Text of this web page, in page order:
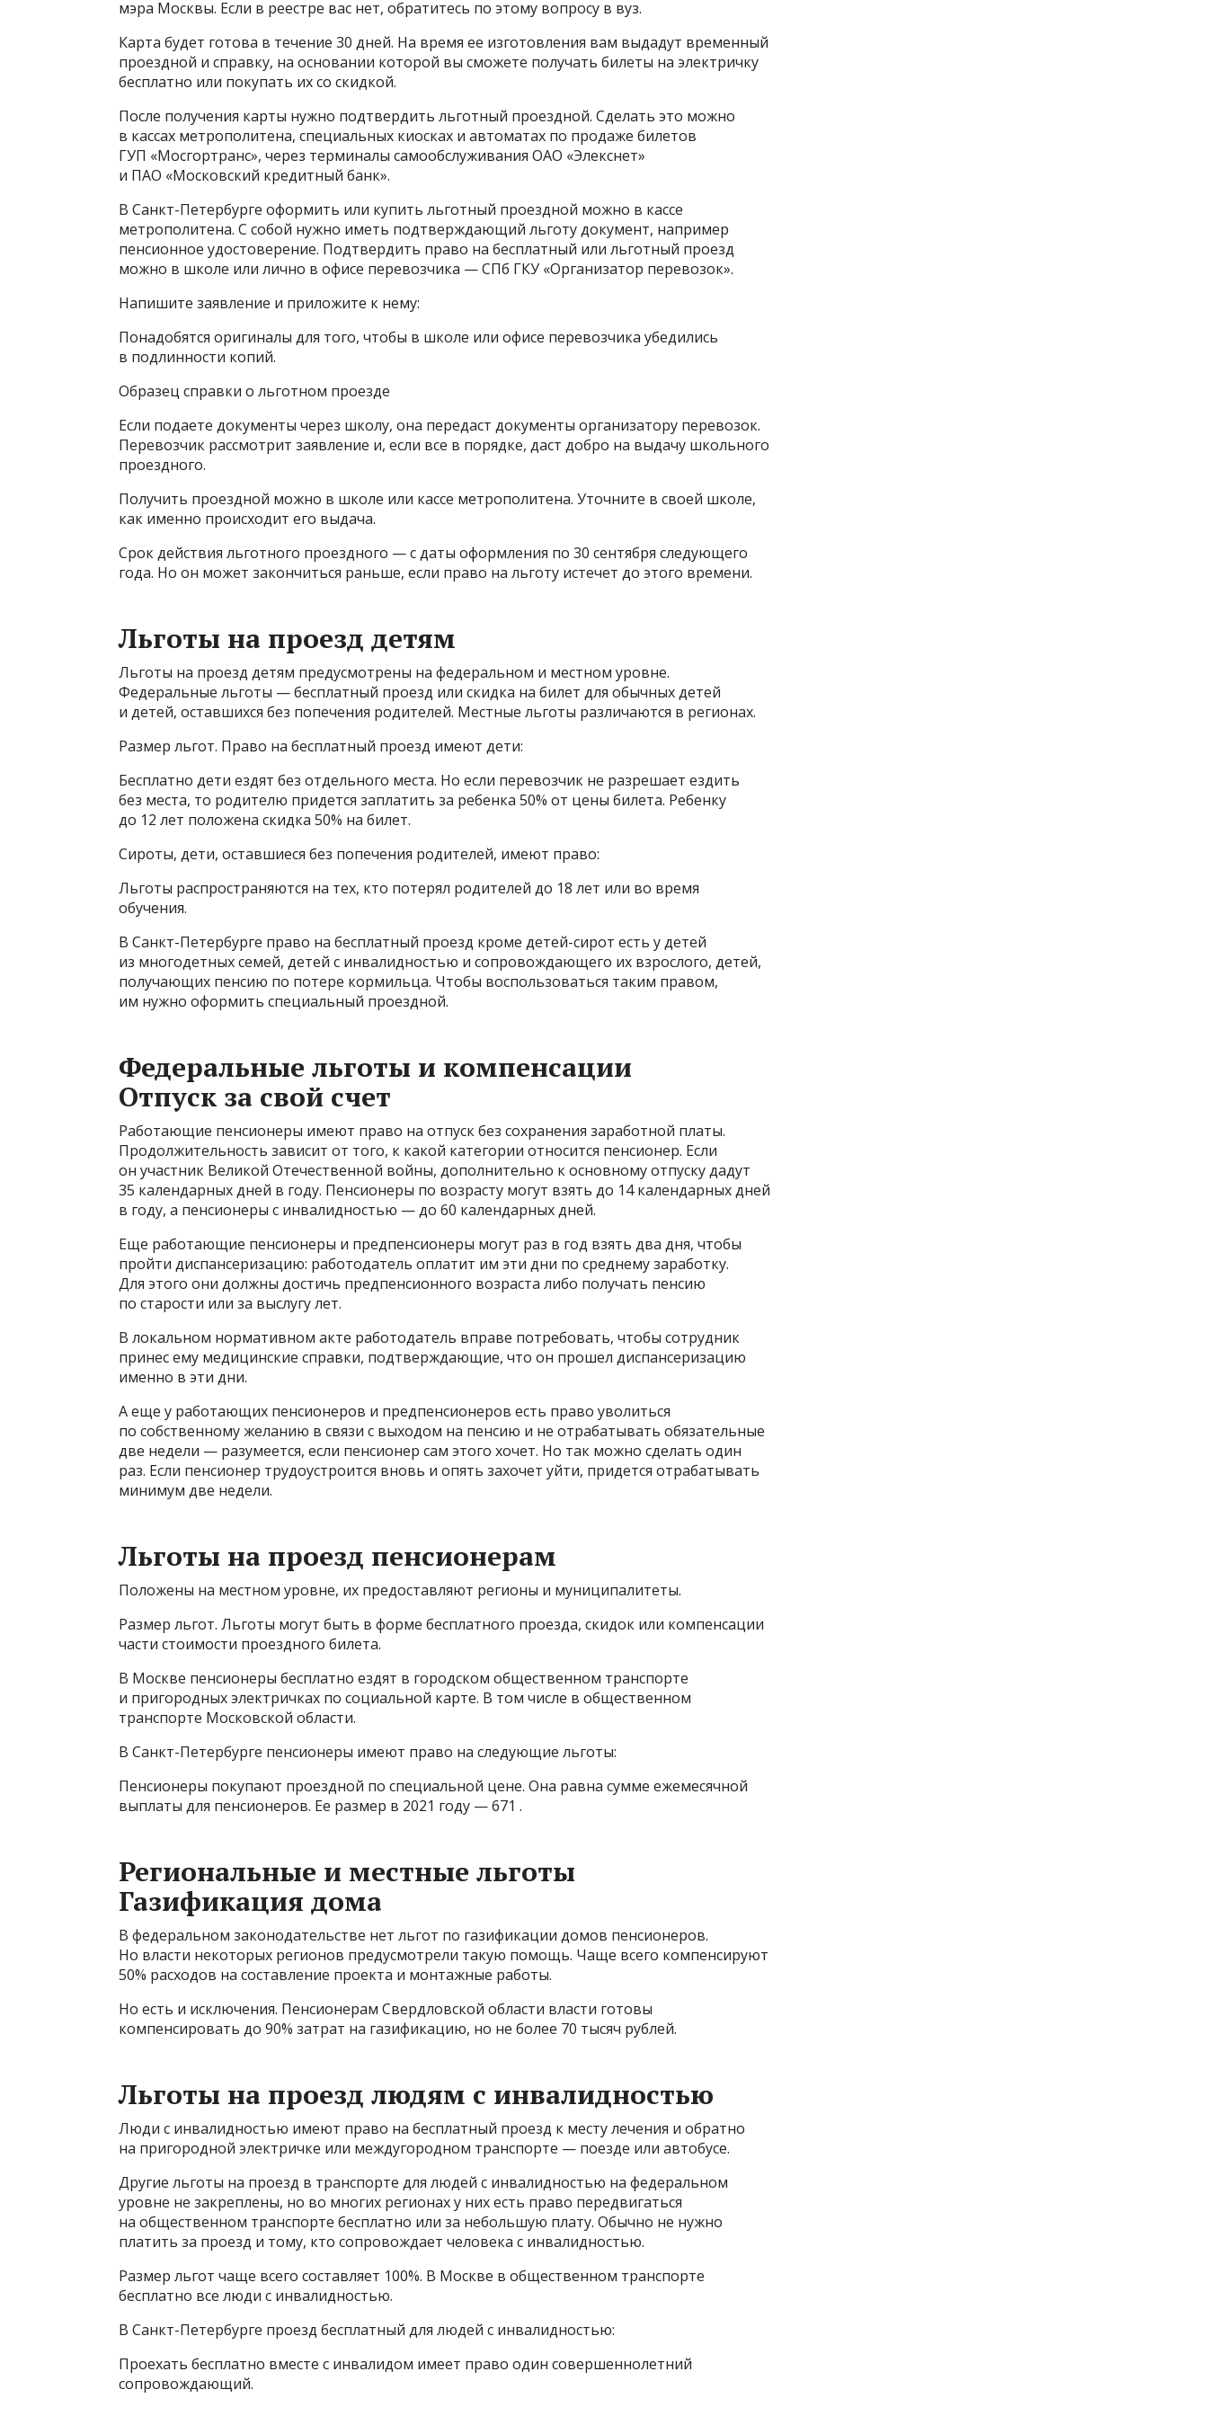
мэра Москвы. Если в реестре вас нет, обратитесь по этому вопросу в вуз.
Карта будет готова в течение 30 дней. На время ее изготовления вам выдадут временный
проездной и справку, на основании которой вы сможете получать билеты на электричку
бесплатно или покупать их со скидкой.
После получения карты нужно подтвердить льготный проездной. Сделать это можно
в кассах метрополитена, специальных киосках и автоматах по продаже билетов
ГУП «Мосгортранс», через терминалы самообслуживания ОАО «Элекснет»
и ПАО «Московский кредитный банк».
В Санкт-Петербурге оформить или купить льготный проездной можно в кассе
метрополитена. С собой нужно иметь подтверждающий льготу документ, например
пенсионное удостоверение. Подтвердить право на бесплатный или льготный проезд
можно в школе или лично в офисе перевозчика — СПб ГКУ «Организатор перевозок».
Напишите заявление и приложите к нему:
Понадобятся оригиналы для того, чтобы в школе или офисе перевозчика убедились
в подлинности копий.
Образец справки о льготном проезде
Если подаете документы через школу, она передаст документы организатору перевозок.
Перевозчик рассмотрит заявление и, если все в порядке, даст добро на выдачу школьного
проездного.
Получить проездной можно в школе или кассе метрополитена. Уточните в своей школе,
как именно происходит его выдача.
Срок действия льготного проездного — с даты оформления по 30 сентября следующего
года. Но он может закончиться раньше, если право на льготу истечет до этого времени.
Льготы на проезд детям
Льготы на проезд детям предусмотрены на федеральном и местном уровне.
Федеральные льготы — бесплатный проезд или скидка на билет для обычных детей
и детей, оставшихся без попечения родителей. Местные льготы различаются в регионах.
Размер льгот. Право на бесплатный проезд имеют дети:
Бесплатно дети ездят без отдельного места. Но если перевозчик не разрешает ездить
без места, то родителю придется заплатить за ребенка 50% от цены билета. Ребенку
до 12 лет положена скидка 50% на билет.
Сироты, дети, оставшиеся без попечения родителей, имеют право:
Льготы распространяются на тех, кто потерял родителей до 18 лет или во время
обучения.
В Санкт-Петербурге право на бесплатный проезд кроме детей-сирот есть у детей
из многодетных семей, детей с инвалидностью и сопровождающего их взрослого, детей,
получающих пенсию по потере кормильца. Чтобы воспользоваться таким правом,
им нужно оформить специальный проездной.
Федеральные льготы и компенсации
Отпуск за свой счет
Работающие пенсионеры имеют право на отпуск без сохранения заработной платы.
Продолжительность зависит от того, к какой категории относится пенсионер. Если
он участник Великой Отечественной войны, дополнительно к основному отпуску дадут
35 календарных дней в году. Пенсионеры по возрасту могут взять до 14 календарных дней
в году, а пенсионеры с инвалидностью — до 60 календарных дней.
Еще работающие пенсионеры и предпенсионеры могут раз в год взять два дня, чтобы
пройти диспансеризацию: работодатель оплатит им эти дни по среднему заработку.
Для этого они должны достичь предпенсионного возраста либо получать пенсию
по старости или за выслугу лет.
В локальном нормативном акте работодатель вправе потребовать, чтобы сотрудник
принес ему медицинские справки, подтверждающие, что он прошел диспансеризацию
именно в эти дни.
А еще у работающих пенсионеров и предпенсионеров есть право уволиться
по собственному желанию в связи с выходом на пенсию и не отрабатывать обязательные
две недели — разумеется, если пенсионер сам этого хочет. Но так можно сделать один
раз. Если пенсионер трудоустроится вновь и опять захочет уйти, придется отрабатывать
минимум две недели.
Льготы на проезд пенсионерам
Положены на местном уровне, их предоставляют регионы и муниципалитеты.
Размер льгот. Льготы могут быть в форме бесплатного проезда, скидок или компенсации
части стоимости проездного билета.
В Москве пенсионеры бесплатно ездят в городском общественном транспорте
и пригородных электричках по социальной карте. В том числе в общественном
транспорте Московской области.
В Санкт-Петербурге пенсионеры имеют право на следующие льготы:
Пенсионеры покупают проездной по специальной цене. Она равна сумме ежемесячной
выплаты для пенсионеров. Ее размер в 2021 году — 671 .
Региональные и местные льготы
Газификация дома
В федеральном законодательстве нет льгот по газификации домов пенсионеров.
Но власти некоторых регионов предусмотрели такую помощь. Чаще всего компенсируют
50% расходов на составление проекта и монтажные работы.
Но есть и исключения. Пенсионерам Свердловской области власти готовы
компенсировать до 90% затрат на газификацию, но не более 70 тысяч рублей.
Льготы на проезд людям с инвалидностью
Люди с инвалидностью имеют право на бесплатный проезд к месту лечения и обратно
на пригородной электричке или междугородном транспорте — поезде или автобусе.
Другие льготы на проезд в транспорте для людей с инвалидностью на федеральном
уровне не закреплены, но во многих регионах у них есть право передвигаться
на общественном транспорте бесплатно или за небольшую плату. Обычно не нужно
платить за проезд и тому, кто сопровождает человека с инвалидностью.
Размер льгот чаще всего составляет 100%. В Москве в общественном транспорте
бесплатно все люди с инвалидностью.
В Санкт-Петербурге проезд бесплатный для людей с инвалидностью:
Проехать бесплатно вместе с инвалидом имеет право один совершеннолетний
сопровождающий.